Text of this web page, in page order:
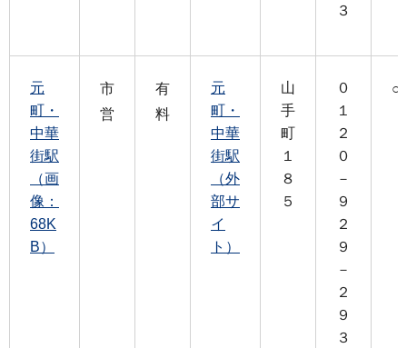
３
元
町・
中華
街駅
（画
像：
68K
B）
市
営
有
料
元
町・
中華
街駅
（外
部サ
イ
ト）
山
手
町
１
８
５
０
１
２
０
－
９
２
９
－
２
９
３
○